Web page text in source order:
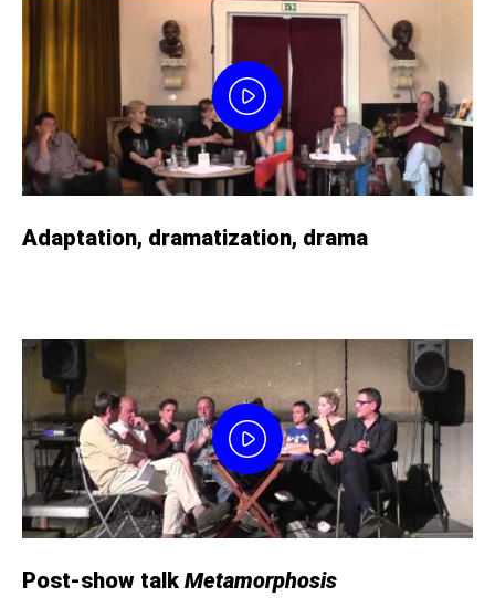
Adaptation, dramatization, drama
Post-show talk Metamorphosis